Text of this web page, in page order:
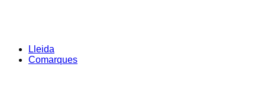
Lleida
Comarques